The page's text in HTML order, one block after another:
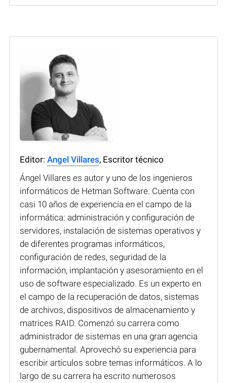
Editor: Angel Villares, Escritor técnico
Ángel Villares es autor y uno de los ingenieros
informáticos de Hetman Software. Cuenta con
casi 10 años de experiencia en el campo de la
informática: administración y configuración de
servidores, instalación de sistemas operativos y
de diferentes programas informáticos,
configuración de redes, seguridad de la
información, implantación y asesoramiento en el
uso de software especializado. Es un experto en
el campo de la recuperación de datos, sistemas
de archivos, dispositivos de almacenamiento y
matrices RAID. Comenzó su carrera como
administrador de sistemas en una gran agencia
gubernamental. Aprovechó su experiencia para
escribir artículos sobre temas informáticos. A lo
largo de su carrera ha escrito numerosos